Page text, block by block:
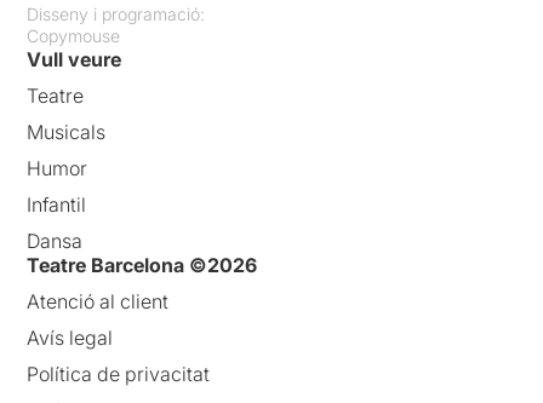
Disseny i programació:
Copymouse
Vull veure
Teatre
Musicals
Humor
Infantil
Dansa
Teatre Barcelona ©2026
Atenció al client
Avís legal
Política de privacitat